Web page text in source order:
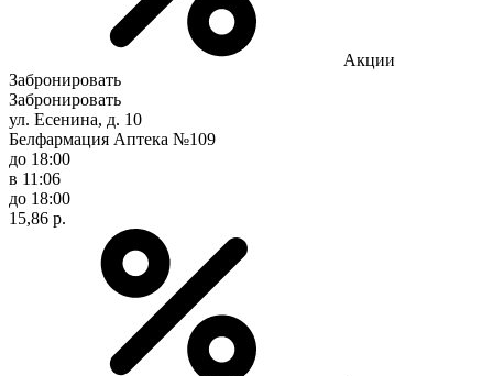
Акции
Забронировать
Забронировать
ул. Есенина, д. 10
Белфармация Аптека №109
до 18:00
в 11:06
до 18:00
15,86 р.